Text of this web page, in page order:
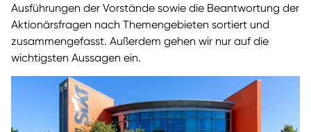
Ausführungen der Vorstände sowie die Beantwortung der
Aktionärsfragen nach Themengebieten sortiert und
zusammengefasst. Außerdem gehen wir nur auf die
wichtigsten Aussagen ein.